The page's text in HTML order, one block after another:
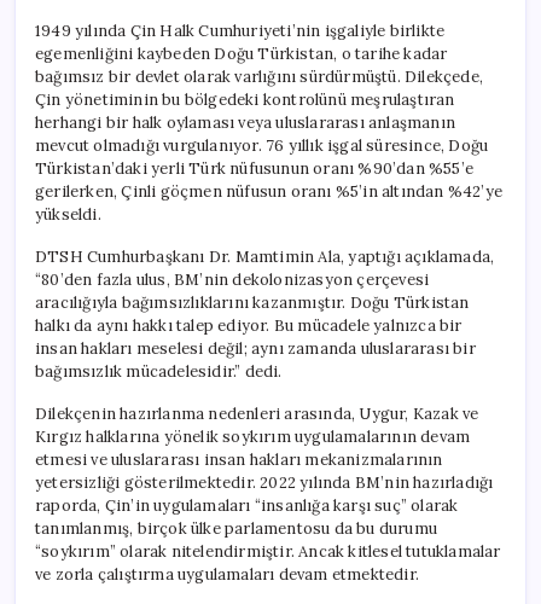
1949 yılında Çin Halk Cumhuriyeti’nin işgaliyle birlikte
egemenliğini kaybeden Doğu Türkistan, o tarihe kadar
bağımsız bir devlet olarak varlığını sürdürmüştü. Dilekçede,
Çin yönetiminin bu bölgedeki kontrolünü meşrulaştıran
herhangi bir halk oylaması veya uluslararası anlaşmanın
mevcut olmadığı vurgulanıyor. 76 yıllık işgal süresince, Doğu
Türkistan’daki yerli Türk nüfusunun oranı %90’dan %55’e
gerilerken, Çinli göçmen nüfusun oranı %5’in altından %42’ye
yükseldi.
DTSH Cumhurbaşkanı Dr. Mamtimin Ala, yaptığı açıklamada,
“80’den fazla ulus, BM’nin dekolonizasyon çerçevesi
aracılığıyla bağımsızlıklarını kazanmıştır. Doğu Türkistan
halkı da aynı hakkı talep ediyor. Bu mücadele yalnızca bir
insan hakları meselesi değil; aynı zamanda uluslararası bir
bağımsızlık mücadelesidir.” dedi.
Dilekçenin hazırlanma nedenleri arasında, Uygur, Kazak ve
Kırgız halklarına yönelik soykırım uygulamalarının devam
etmesi ve uluslararası insan hakları mekanizmalarının
yetersizliği gösterilmektedir. 2022 yılında BM’nin hazırladığı
raporda, Çin’in uygulamaları “insanlığa karşı suç” olarak
tanımlanmış, birçok ülke parlamentosu da bu durumu
“soykırım” olarak nitelendirmiştir. Ancak kitlesel tutuklamalar
ve zorla çalıştırma uygulamaları devam etmektedir.